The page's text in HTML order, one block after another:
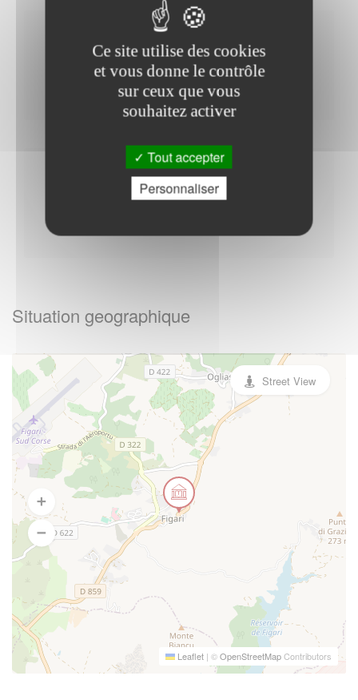
Horaires Mairie
Situation geographique
Leaflet | ©OpenStreetMapContributors
Street View
Ce site utilise des cookies
et vous donne le contrôle
sur ceux que vous
souhaitez activer
Tout accepter
Personnaliser